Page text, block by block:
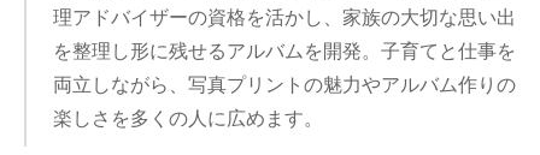
理アドバイザーの資格を活かし、家族の大切な思い出
を整理し形に残せるアルバムを開発。子育てと仕事を
両立しながら、写真プリントの魅力やアルバム作りの
楽しさを多くの人に広めます。